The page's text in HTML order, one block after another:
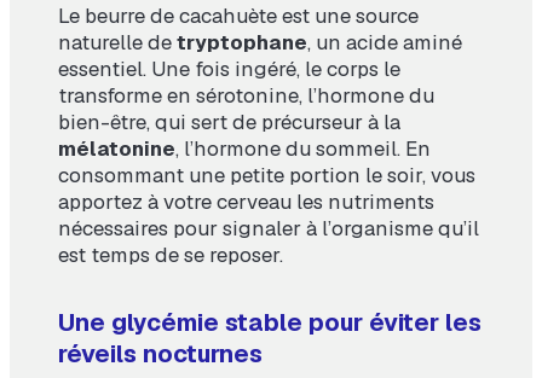
Le beurre de cacahuète est une source
naturelle detryptophane, un acide aminé
essentiel. Une fois ingéré, le corps le
transforme en sérotonine, l’hormone du
bien-être, qui sert de précurseur à la
mélatonine, l’hormone du sommeil. En
consommant une petite portion le soir, vous
apportez à votre cerveau les nutriments
nécessaires pour signaler à l’organisme qu’il
est temps de se reposer.
Une glycémie stable pour éviter les
réveils nocturnes